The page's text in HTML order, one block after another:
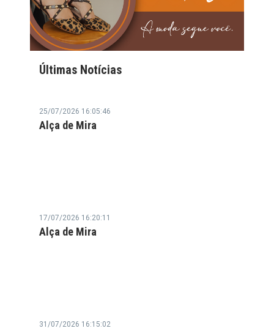
Últimas Notícias
25/07/2026 16:05:46
Alça de Mira
17/07/2026 16:20:11
Alça de Mira
31/07/2026 16:15:02